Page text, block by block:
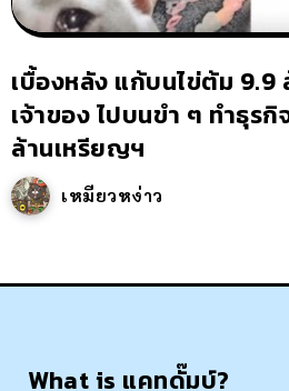
เบื้องหลัง แก้บนไข่ต้ม 9.9
เจ้าของ ไปบนขำ ๆ ทำธุร
ล้านเหรียญฯ
เหมียวหง่าว
What is แคทดั๊มบ์?